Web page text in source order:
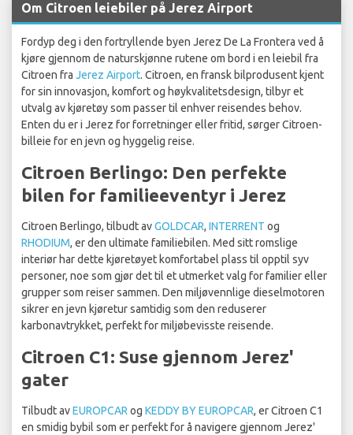
Om Citroen leiebiler på Jerez Airport
Fordyp deg i den fortryllende byen Jerez De La Frontera ved å
kjøre gjennom de naturskjønne rutene om bord i en leiebil fra
Citroen fra Jerez Airport. Citroen, en fransk bilprodusent kjent
for sin innovasjon, komfort og høykvalitetsdesign, tilbyr et
utvalg av kjøretøy som passer til enhver reisendes behov.
Enten du er i Jerez for forretninger eller fritid, sørger Citroen-
billeie for en jevn og hyggelig reise.
Citroen Berlingo: Den perfekte
bilen for familieeventyr i Jerez
Citroen Berlingo, tilbudt avGOLDCAR, INTERRENT og
RHODIUM, er den ultimate familiebilen. Med sitt romslige
interiør har dette kjøretøyet komfortabel plass til opptil syv
personer, noe som gjør det til et utmerket valg for familier eller
grupper som reiser sammen. Den miljøvennlige dieselmotoren
sikrer en jevn kjøretur samtidig som den reduserer
karbonavtrykket, perfekt for miljøbevisste reisende.
Citroen C1: Suse gjennom Jerez'
gater
Tilbudt avEUROPCAR og KEDDY BY EUROPCAR, er Citroen C1
en smidig bybil som er perfekt for å navigere gjennom Jerez'